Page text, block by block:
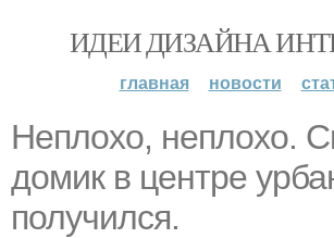
ИДЕИ ДИЗАЙНА
главная новости
Неплохо, неплохо.
домик в центре
получился.